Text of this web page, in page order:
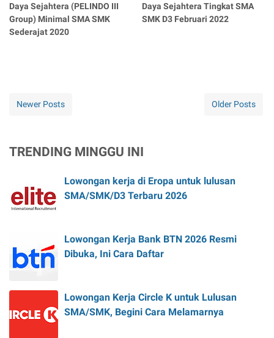
Daya Sejahtera (PELINDO III
Group) Minimal SMA SMK
Sederajat 2020
Daya Sejahtera Tingkat SMA
SMK D3 Februari 2022
Newer Posts Older Posts
TRENDING MINGGU INI
Lowongan kerja di Eropa untuk lulusan
SMA/SMK/D3 Terbaru 2026
Lowongan Kerja Bank BTN 2026 Resmi
Dibuka, Ini Cara Daftar
Lowongan Kerja Circle K untuk Lulusan
SMA/SMK, Begini Cara Melamarnya